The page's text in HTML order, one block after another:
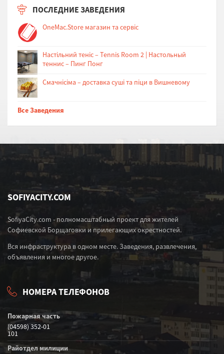
ПОСЛЕДНИЕ ЗАВЕДЕНИЯ
OneMac.Store магазин та сервіс
Настільний теніс – Tennis Room 2 | Настольный
теннис – Пинг Понг
Cмачнісіма – доставка суші та піци в Вишневому
Все Заведения
SOFIYACITY.COM
SofiyaCity.com - полномасштабный проект для жителей
Софиевской Борщаговки и прилегающих окрестностей.
Вся инфраструктура в одном месте. Заведения, развлечения,
объявления и многое другое.
НОМЕРА ТЕЛЕФОНОВ
Пожарная часть
(04598) 352-01
101
Райотдел милиции